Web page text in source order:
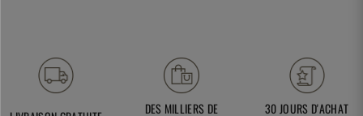
DES MILLIERS DE
30 JOURS D'ACHAT